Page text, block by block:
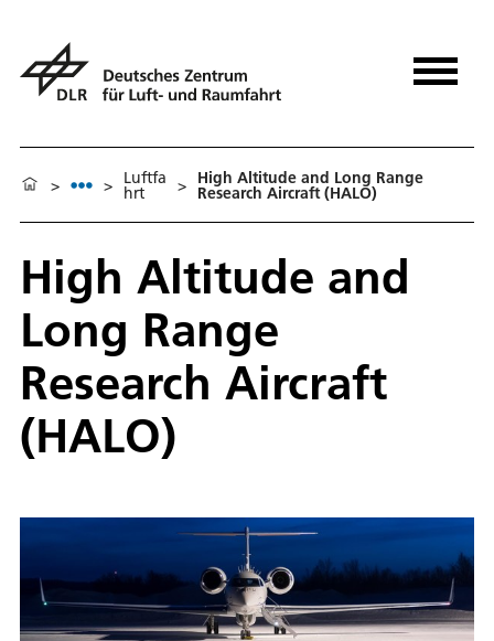
> > Luftfa
hrt > High Altitude and Long Range
Research Aircraft (HALO)
High Altitude and
Long Range
Research Aircraft
(HALO)